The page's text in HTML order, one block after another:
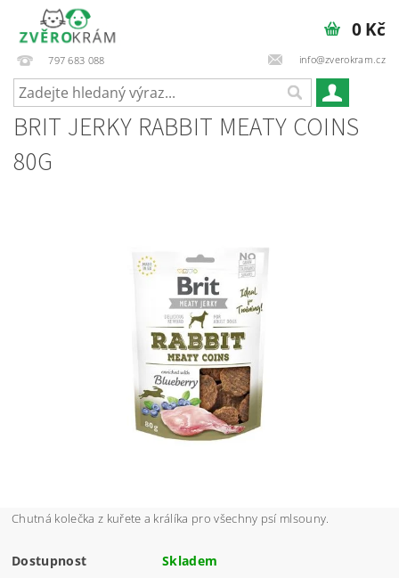
797 683 088 info@zverokram.cz
0 Kč
BRIT JERKY RABBIT MEATY COINS
80G
Chutná kolečka z kuřete a králíka pro všechny psí mlsouny.
Dostupnost Skladem